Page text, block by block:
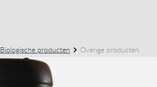
Biologische producten Overige producten